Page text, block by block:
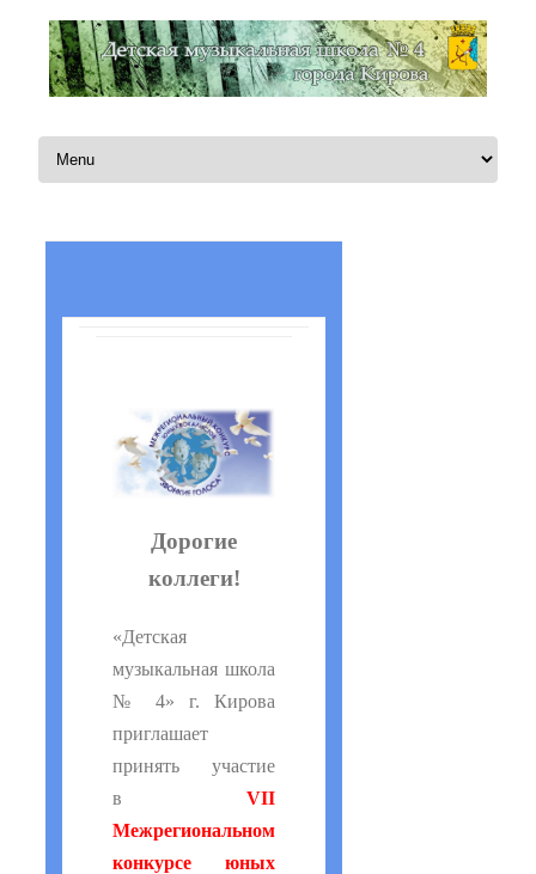
Перейти к содержимому
Дорогие
коллеги!
«Детская
музыкальная школа
№ 4» г. Кирова
приглашает
принять участие
в VII
Межрегиональном
конкурсе юных